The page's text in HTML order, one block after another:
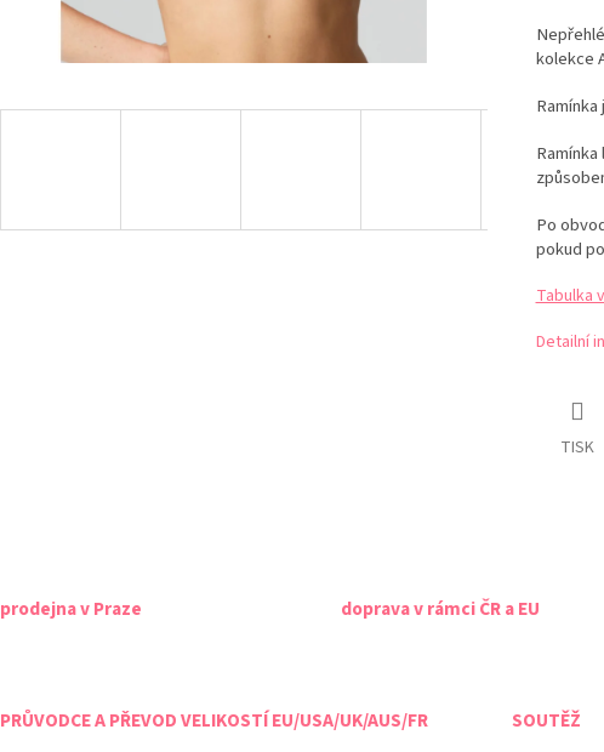
kolekce
Po
pokud
Tabulka
Detailní
TISK
prodejna v Praze doprava v rámci ČR a EU
PRŮVODCE A PŘEVOD VELIKOSTÍ EU/USA/UK/AUS/FR SOUTĚŽ